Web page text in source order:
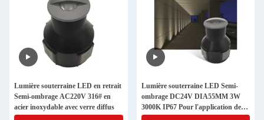
Lumière souterraine LED en retrait
Semi-ombrage AC220V 316# en
acier inoxydable avec verre diffus
Lumière souterraine LED Semi-
ombrage DC24V DIA55MM 3W
3000K IP67 Pour l'application de
chemin de jardin